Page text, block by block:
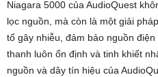
Niagara 5000 của AudioQuest
lọc nguồn, mà còn là một giải
tố gây nhiễu, đảm bảo nguồn
thanh luôn ổn định và tinh khiết
nguồn và dây tín hiệu của